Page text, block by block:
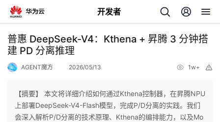
开发者
返
回
个
普惠 DeepSeek-V4：Kthena + 昇腾 3 分钟搭
建 PD 分离推理
AGENT魔方 2026/05/13 1w+
【摘要】 本文将详细介绍如何通过Kthena控制器，在昇腾NPU
上部署DeepSeek-V4-Flash模型，完成P/D分离的实践。我们
会深入解析P/D分离的技术原理、Kthena的编排能力，以及Mo